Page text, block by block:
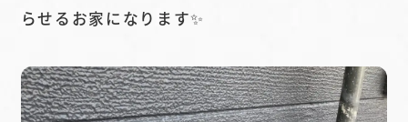
らせるお家になります✨